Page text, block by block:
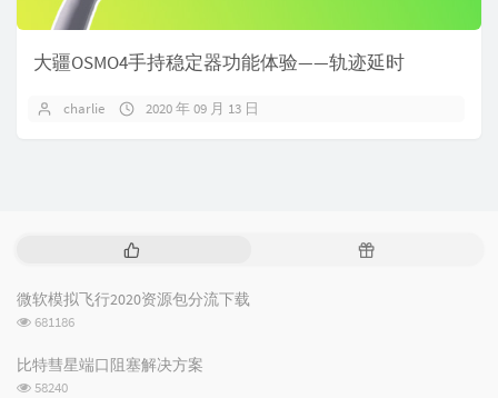
大疆OSMO4手持稳定器功能体验——轨迹延时
charlie 2020 年 09 月 13 日
文
章
随
微软模拟飞行2020资源包分流下载
浏
次
数:
681186
比特彗星端口阻塞解决方案
浏
58240